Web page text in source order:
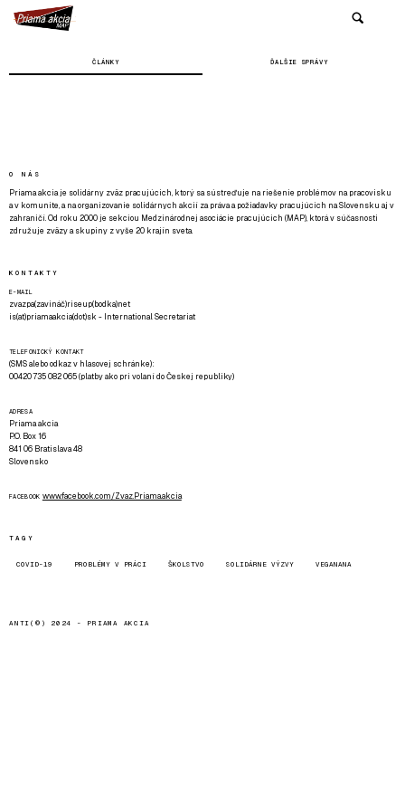
ČLÁNKY ĎALŠIE SPRÁVY
O NÁS
Priama akcia je solidárny zväz pracujúcich, ktorý sa sústreďuje na riešenie problémov na pracovisku
a v komunite, a na organizovanie solidárnych akcií za práva a požiadavky pracujúcich na Slovensku aj v
zahraničí. Od roku 2000 je sekciou Medzinárodnej asociácie pracujúcich (MAP), ktorá v súčasnosti
združuje zväzy a skupiny z vyše 20 krajín sveta.
KONTAKTY
E-MAIL
zvazpa(zavináč)riseup(bodka)net
is(at)priamaakcia(dot)sk - International Secretariat
TELEFONICKÝ KONTAKT
(SMS alebo odkaz v hlasovej schránke):
00420 735 082 065 (platby ako pri volaní do Českej republiky)
ADRESA
Priama akcia
P.O. Box 16
841 06 Bratislava 48
Slovensko
FACEBOOK www.facebook.com/Zvaz.Priama.akcia
TAGY
COVID-19 PROBLÉMY V PRÁCI ŠKOLSTVO SOLIDÁRNE VÝZVY VEGANANA
ANTI(©) 2024 - PRIAMA AKCIA